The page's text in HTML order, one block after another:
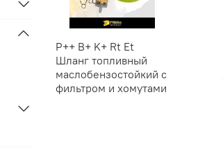
P++ B+ K+ Rt Et
Шланг топливный
маслобензостойкий с
фильтром и хомутами